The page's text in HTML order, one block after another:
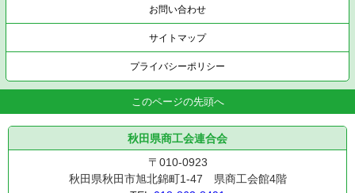
お問い合わせ
サイトマップ
プライバシーポリシー
このページの先頭へ
秋田県商工会連合会
〒010-0923
秋田県秋田市旭北錦町1-47 県商工会館4階